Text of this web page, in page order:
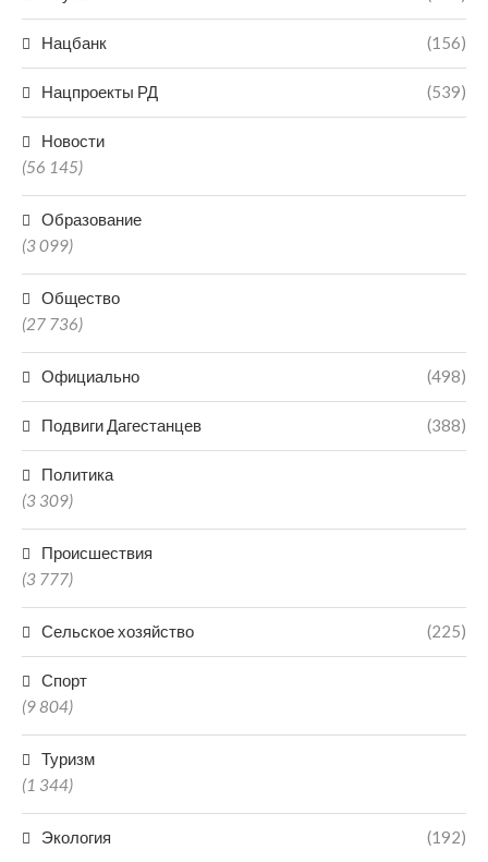
Нацбанк (156)
Нацпроекты РД (539)
Новости
(56 145)
Образование
(3 099)
Общество
(27 736)
Официально (498)
Подвиги Дагестанцев (388)
Политика
(3 309)
Происшествия
(3 777)
Сельское хозяйство (225)
Спорт
(9 804)
Туризм
(1 344)
Экология (192)